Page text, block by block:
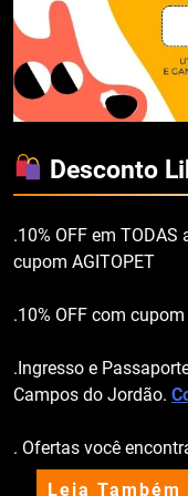
Leia Também
Desconto
.10% OFF em
cupom AGITOPET
.10% OFF com
.Ingresso e
Campos do Jordão.
. Ofertas você